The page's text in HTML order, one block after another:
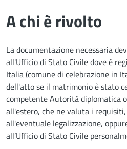
A chi è rivolto
La documentazione necessaria
all'Ufficio di Stato Civile dove è
Italia (comune di celebrazione in
dell'atto se il matrimonio è stato
competente Autorità diplomatica
all'estero, che ne valuta i
all'eventuale legalizzazione,
all’Ufficio di Stato Civile